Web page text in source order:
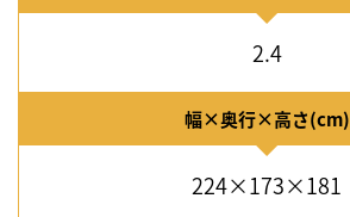
2.4
幅×奥行×高さ(cm)
224×173×181